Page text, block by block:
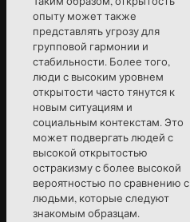
опыту может также
представлять угрозу для
групповой гармонии и
стабильности. Более того,
люди с высоким уровнем
открытости часто тянутся к
новым ситуациям и
социальным контекстам. Это
может подвергать людей с
высокой открытостью
остракизму с более высокой
вероятностью по сравнению с
людьми, которые следуют
знакомым образцам.